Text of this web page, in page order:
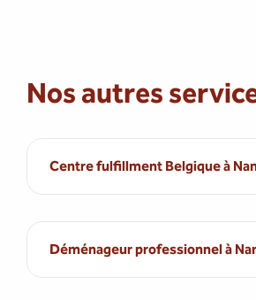
Nos autres
Centre fulfillment Belgique à
Déménageur professionnel à